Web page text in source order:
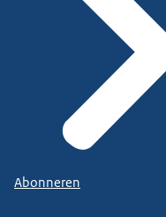
Abonneren